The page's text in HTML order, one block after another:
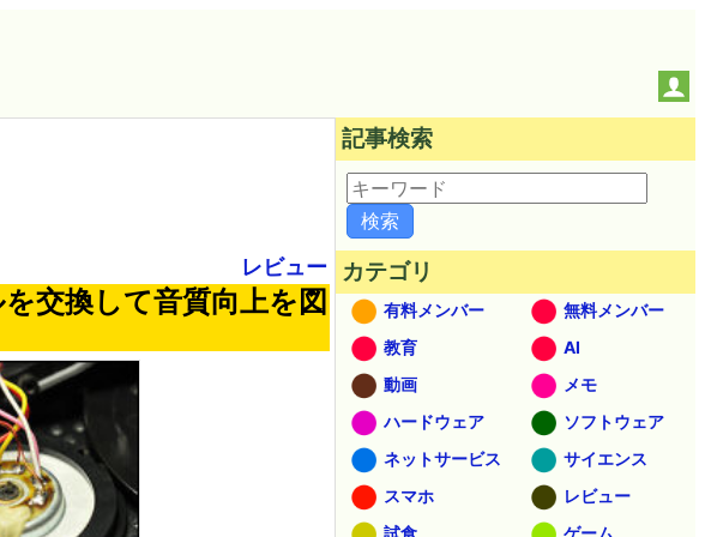
レビュー
交換して音質向上を図
記事検索
カテゴリ
有料メンバー
無料メンバー
教育
AI
動画
メモ
ハードウェア
ソフトウェア
ネットサービス
サイエンス
スマホ
レビュー
試食
ゲーム